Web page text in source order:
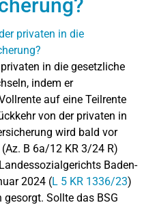
in die gesetzliche
indem er
auf eine Teilrente
von der privaten in
wird bald vor
B 6a/12 KR 3/24 R)
Baden-
2024 (L 5 KR 1336/23)
Sollte das BSG